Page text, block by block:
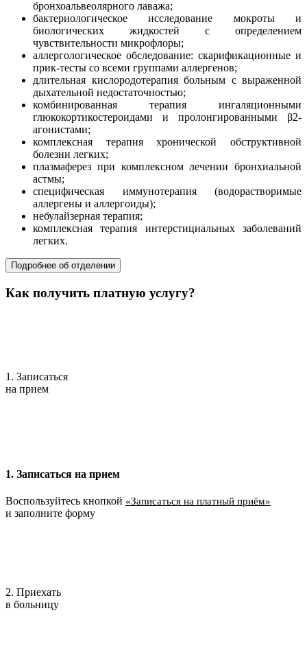
бронхоальвеолярного лаважа;
бактериологическое исследование мокроты и
биологических жидкостей с определением
чувствительности микрофлоры;
аллергологическое обследование: скарификационные и
прик-тесты со всеми группами аллергенов;
длительная кислородотерапия больным с выраженной
дыхательной недостаточностью;
комбинированная терапия ингаляционными
глюкокортикостероидами и пролонгированными β2-
агонистами;
комплексная терапия хронической обструктивной
болезни легких;
плазмаферез при комплексном лечении бронхиальной
астмы;
специфическая иммунотерапия (водорастворимые
аллергены и аллергоиды);
небулайзерная терапия;
комплексная терапия интерстициальных заболеваний
легких.
Подробнее об отделении
Как получить платную услугу?
1. Записаться
на прием
1. Записаться на прием
Воспользуйтесь кнопкой «Записаться на платный приём»
и заполните форму
2. Приехать
в больницу